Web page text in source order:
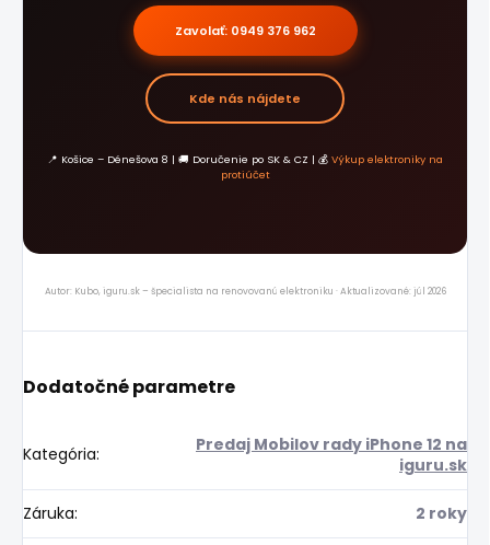
Zavolať: 0949 376 962
Kde nás nájdete
📍 Košice – Dénešova 8 | 🚚 Doručenie po SK & CZ | 💰 Výkup elektroniky na
protiúčet
Autor: Kubo, iguru.sk – špecialista na renovovanú elektroniku · Aktualizované: júl 2026
Dodatočné parametre
Kategória:
Predaj Mobilov rady iPhone 12 na
iguru.sk
Záruka: 2 roky